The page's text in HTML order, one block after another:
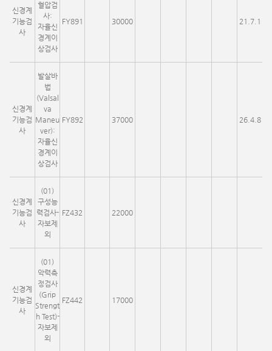
신경계
기능검
사
혈압검
사:
자율신
경계이
상검사
FY891 30000 21.7.1
신경계
기능검
사
발살바
법
(Valsal
va
Maneu
ver):
자율신
경계이
상검사
FY892 37000 26.4.8
신경계
기능검
사
(01)
구성능
력검사-
자보제
외
FZ432 22000
신경계
기능검
사
(01)
악력측
정검사
(Grip
Strengt
h Test)-
자보제
외
FZ442 17000